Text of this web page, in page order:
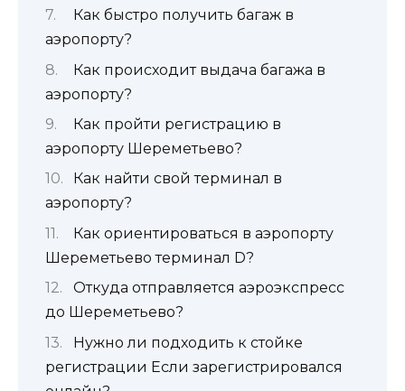
Как быстро получить багаж в
аэропорту?
Как происходит выдача багажа в
аэропорту?
Как пройти регистрацию в
аэропорту Шереметьево?
Как найти свой терминал в
аэропорту?
Как ориентироваться в аэропорту
Шереметьево терминал D?
Откуда отправляется аэроэкспресс
до Шереметьево?
Нужно ли подходить к стойке
регистрации Если зарегистрировался